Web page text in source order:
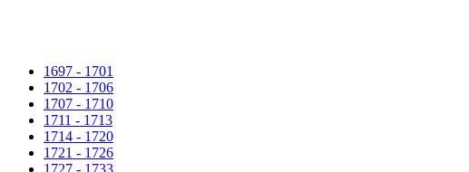
1697 - 1701
1702 - 1706
1707 - 1710
1711 - 1713
1714 - 1720
1721 - 1726